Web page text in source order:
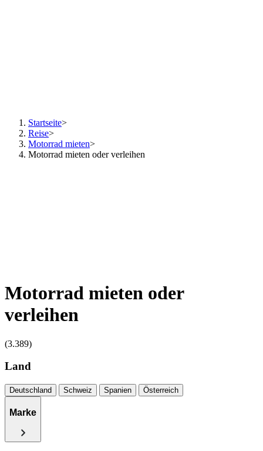
Startseite>
Reise>
Motorrad mieten>
Motorrad mieten oder verleihen
Motorrad mieten oder
verleihen
(3.389)
Land
Deutschland Schweiz Spanien Österreich
Marke